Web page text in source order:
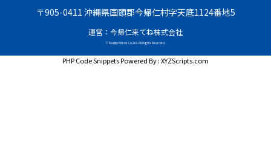
〒905-0411 沖縄県国頭郡今帰仁村字天底1124番地5
運営：今帰仁来てね株式会社
© Nakijin Kitene Co.,Ltd. All Rights Reserved.
PHP Code SnippetsPowered By :XYZScripts.com